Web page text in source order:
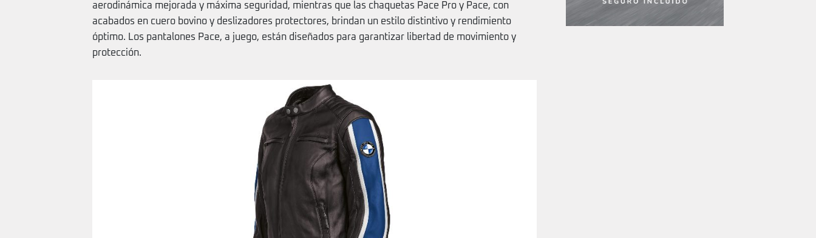
aerodinámica mejorada y máxima seguridad, mientras que las chaquetas Pace Pro y Pace, con
acabados en cuero bovino y deslizadores protectores, brindan un estilo distintivo y rendimiento
óptimo. Los pantalones Pace, a juego, están diseñados para garantizar libertad de movimiento y
protección.